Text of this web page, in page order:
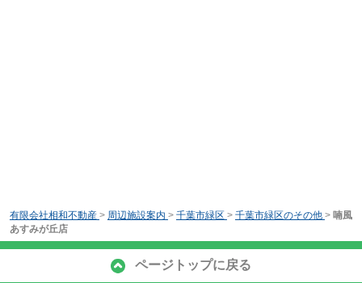
有限会社相和不動産 > 周辺施設案内 > 千葉市緑区 > 千葉市緑区のその他 > 喃風
あすみが丘店
ページトップに戻る